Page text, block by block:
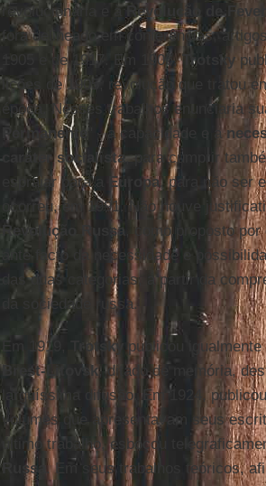
revolucionária e àRevolução de
fora delineado em conferências,
1905 e de 1917. Em 1906,Trotsky
lições de 1905, revolução que tratou
época. Nesses trabalhos enunciaria
Permanente" - a capacidade e a
caráter socialista, para cumprir
espraiar para a
Europa, para não ser
ocorreu, em 1991. Não houve
Revolução
Russa , como proposto
ante facto da necessidade e
das duas categorias, a partir da
da sociedade russa.
Em 1919, Trotsky publicou igualmente
Brest-Litovsk, ditado de memória,
larguíssima difusão. Em 1924,
volumes que apresentavam seus
último trabalho, esboçou
Russa
. Em seus trabalhos teóricos,